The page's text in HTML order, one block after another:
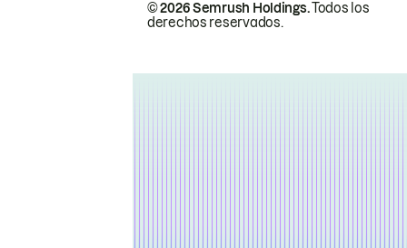
© 2026 Semrush Holdings.Todos los
derechos reservados.